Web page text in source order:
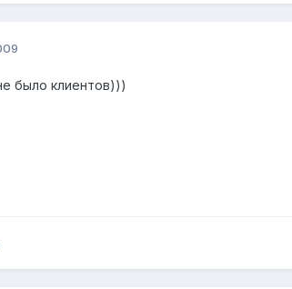
было клиентов)))